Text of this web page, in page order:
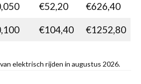
€52,20 €626,40
€104,40 €1252,80
elektrisch rijden in augustus 2026.